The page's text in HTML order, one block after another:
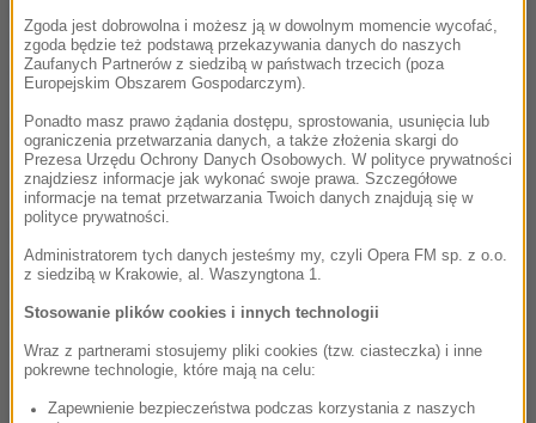
Nowy film Agnieszki Holland poświęcony Jerzemu
Kosińskiemu nosił będzie tytuł „Rabbit Garden” („Króliczy
ogród”), o czym informuje portal Variety. Autorem
scenariusza tej produkcji jest Jamie Dawson, a producentem
Fred Bernstein, który pracował już z Holland przy jej
„Zielonej granicy”.
„Rabbit Garden” koncentruje się na okresie, w którym
kariera literacka Kosińskiego stanęła pod znakiem zapytania,
gdyż autorstwo jego dzieł zostało zakwestionowane przez
dwóch dziennikarzy gazety „The Village Voice”, Geoffreya
Stokesa i Eliota Fremonta-Smitha. Literat zmarł śmiercią
samobójczą w Nowym Jorku 3 maja 1991 roku.
„W pewnym momencie amerykańscy dziennikarze odkryli, że
Zgoda jest dobrowolna i możesz ją w dowolnym momencie wycofać,
zgoda będzie też podstawą przekazywania danych do naszych
Zaufanych Partnerów z siedzibą w państwach trzecich (poza
Europejskim Obszarem Gospodarczym).
Ponadto masz prawo żądania dostępu, sprostowania, usunięcia lub
ograniczenia przetwarzania danych, a także złożenia skargi do
Prezesa Urzędu Ochrony Danych Osobowych. W polityce prywatności
znajdziesz informacje jak wykonać swoje prawa. Szczegółowe
informacje na temat przetwarzania Twoich danych znajdują się w
polityce prywatności.
Administratorem tych danych jesteśmy my, czyli Opera FM sp. z o.o.
z siedzibą w Krakowie, al. Waszyngtona 1.
Stosowanie plików cookies i innych technologii
Wraz z partnerami stosujemy pliki cookies (tzw. ciasteczka) i inne
pokrewne technologie, które mają na celu:
Zapewnienie bezpieczeństwa podczas korzystania z naszych